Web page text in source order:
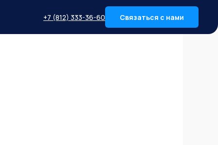
+7 (812) 333-36-60 Связаться с нами